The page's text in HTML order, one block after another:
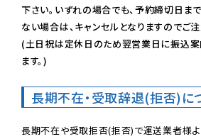
下さい。いずれの場合でも、予約締切日ま
ない場合は、キャンセルとなりますのでご
(土日祝は定休日のため翌営業日に振込案
ます。)
長期不在・受取辞退(拒否)に
長期不在や受取拒否(拒否)で運送業者様